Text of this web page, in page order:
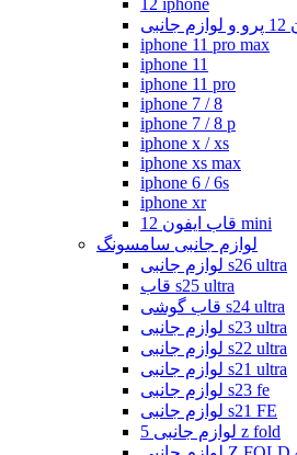
iphone 11 pro max
iphone 11
iphone 11 pro
iphone 7 / 8
iphone 7 / 8 p
iphone x / xs
iphone xs max
iphone 6 / 6s
iphone xr
قاب ایفون 12 mini
لوازم جانبی سامسونگ
لوازم جانبی s26 ultra
قاب s25 ultra
قاب گوشی s24 ultra
لوازم جانبی s23 ultra
لوازم جانبی s22 ultra
لوازم جانبی s21 ultra
لوازم جانبی s23 fe
لوازم جانبی s21 FE
لوازم جانبی 5 z fold